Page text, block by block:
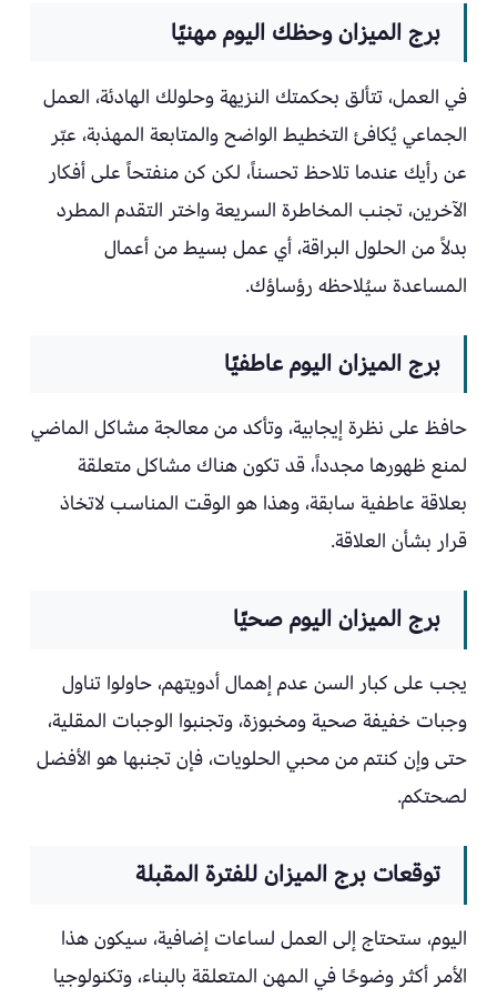
برج الميزان وحظك اليوم مهنيًا
في العمل، تتألق بحكمتك النزيهة وحلولك الهادئة، العمل
الجماعي يُكافئ التخطيط الواضح والمتابعة المهذبة، عبّر
عن رأيك عندما تلاحظ تحسناً، لكن كن منفتحاً على أفكار
الآخرين، تجنب المخاطرة السريعة واختر التقدم المطرد
بدلاً من الحلول البراقة، أي عمل بسيط من أعمال
المساعدة سيُلاحظه رؤساؤك.
برج الميزان اليوم عاطفيًا
حافظ على نظرة إيجابية، وتأكد من معالجة مشاكل الماضي
لمنع ظهورها مجدداً، قد تكون هناك مشاكل متعلقة
بعلاقة عاطفية سابقة، وهذا هو الوقت المناسب لاتخاذ
قرار بشأن العلاقة.
برج الميزان اليوم صحيًا
يجب على كبار السن عدم إهمال أدويتهم، حاولوا تناول
وجبات خفيفة صحية ومخبوزة، وتجنبوا الوجبات المقلية،
حتى وإن كنتم من محبي الحلويات، فإن تجنبها هو الأفضل
لصحتكم.
توقعات برج الميزان للفترة المقبلة
اليوم، ستحتاج إلى العمل لساعات إضافية، سيكون هذا
الأمر أكثر وضوحًا في المهن المتعلقة بالبناء، وتكنولوجيا